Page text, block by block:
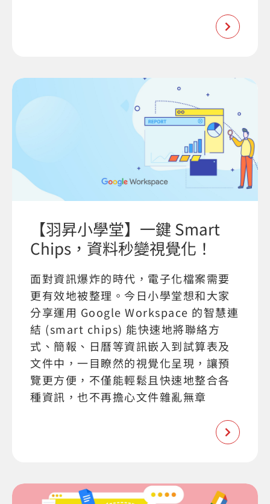
【羽昇小學堂】一鍵 Smart
Chips，資料秒變視覺化！
面對資訊爆炸的時代，電子化檔案需要
更有效地被整理。今日小學堂想和大家
分享運用 Google Workspace 的智慧連
結 (smart chips) 能快速地將聯絡方
式、簡報、日曆等資訊嵌入到試算表及
文件中，一目瞭然的視覺化呈現，讓預
覽更方便，不僅能輕鬆且快速地整合各
種資訊，也不再擔心文件雜亂無章